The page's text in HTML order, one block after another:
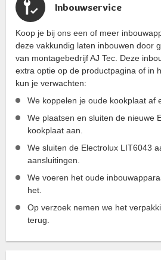
Inbouwservice
Koop je bij ons een of meer
deze vakkundig laten inbouwen door
van montagebedrijf AJ Tec. Deze
extra optie op de productpagina of in
kun je verwachten:
We koppelen je oude kookplaat af
We plaatsen en sluiten de nieuwe
kookplaat aan.
We sluiten de Electrolux LIT6043
aansluitingen.
We voeren het oude
het.
Op verzoek nemen we het
terug.